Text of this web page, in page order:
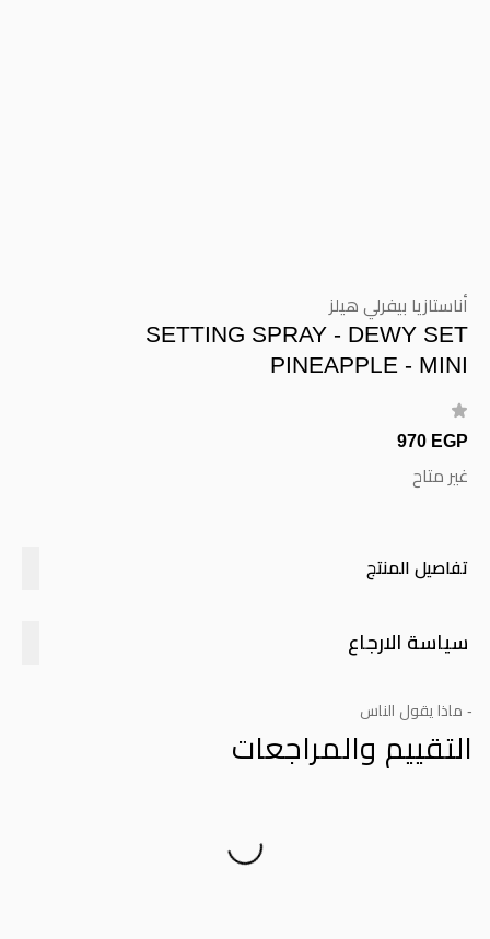
أناستازيا بيفرلي هيلز
SETTING SPRAY - DEWY SET
PINEAPPLE - MINI
970 EGP
غير متاح
تفاصيل المنتج
سياسة الارجاع
- ماذا يقول الناس
التقييم والمراجعات